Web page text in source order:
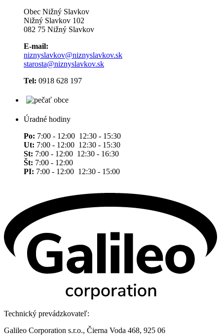
Obec Nižný Slavkov
Nižný Slavkov 102
082 75 Nižný Slavkov
E-mail:
niznyslavkov@niznyslavkov.sk
starosta@niznyslavkov.sk
Tel: 0918 628 197
Úradné hodiny
Po: 7:00 - 12:00 12:30 - 15:30
Ut: 7:00 - 12:00 12:30 - 15:30
St: 7:00 - 12:00 12:30 - 16:30
Št: 7:00 - 12:00
PI: 7:00 - 12:00 12:30 - 15:00
Technický prevádzkovateľ:
Galileo Corporation s.r.o., Čierna Voda 468, 925 06